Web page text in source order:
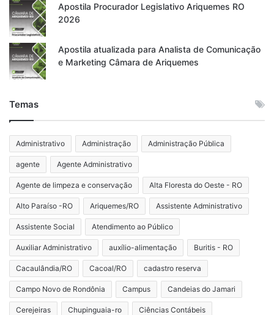
Apostila Procurador Legislativo Ariquemes RO
2026
Apostila atualizada para Analista de Comunicação
e Marketing Câmara de Ariquemes
Temas
Administrativo Administração Administração Pública
agente Agente Administrativo
Agente de limpeza e conservação Alta Floresta do Oeste - RO
Alto Paraíso -RO Ariquemes/RO Assistente Administrativo
Assistente Social Atendimento ao Público
Auxiliar Administrativo auxílio-alimentação Buritis - RO
Cacaulândia/RO Cacoal/RO cadastro reserva
Campo Novo de Rondônia Campus Candeias do Jamari
Cerejeiras Chupinguaia-ro Ciências Contábeis